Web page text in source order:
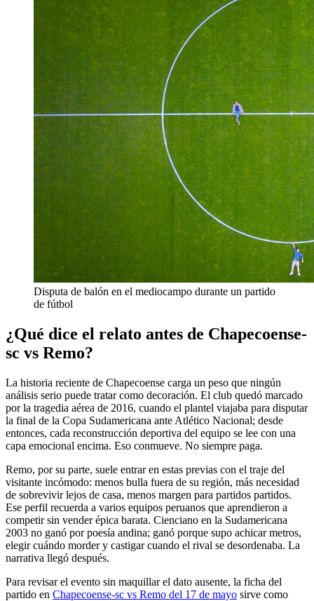
Disputa de balón en el mediocampo durante un partido
de fútbol
¿Qué dice el relato antes de Chapecoense-
sc vs Remo?
La historia reciente de Chapecoense carga un peso que ningún
análisis serio puede tratar como decoración. El club quedó marcado
por la tragedia aérea de 2016, cuando el plantel viajaba para disputar
la final de la Copa Sudamericana ante Atlético Nacional; desde
entonces, cada reconstrucción deportiva del equipo se lee con una
capa emocional encima. Eso conmueve. No siempre paga.
Remo, por su parte, suele entrar en estas previas con el traje del
visitante incómodo: menos bulla fuera de su región, más necesidad
de sobrevivir lejos de casa, menos margen para partidos partidos.
Ese perfil recuerda a varios equipos peruanos que aprendieron a
competir sin vender épica barata. Cienciano en la Sudamericana
2003 no ganó por poesía andina; ganó porque supo achicar metros,
elegir cuándo morder y castigar cuando el rival se desordenaba. La
narrativa llegó después.
Para revisar el evento sin maquillar el dato ausente, la ficha del
partido en Chapecoense-sc vs Remo del 17 de mayo sirve como